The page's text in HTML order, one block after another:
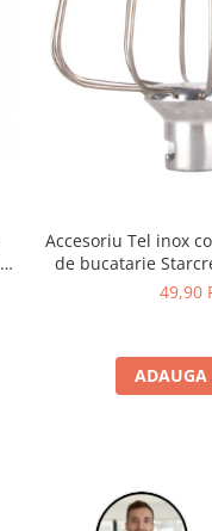
Accesoriu Tel inox
de bucatarie
SKM-
49,90
ADAUGA